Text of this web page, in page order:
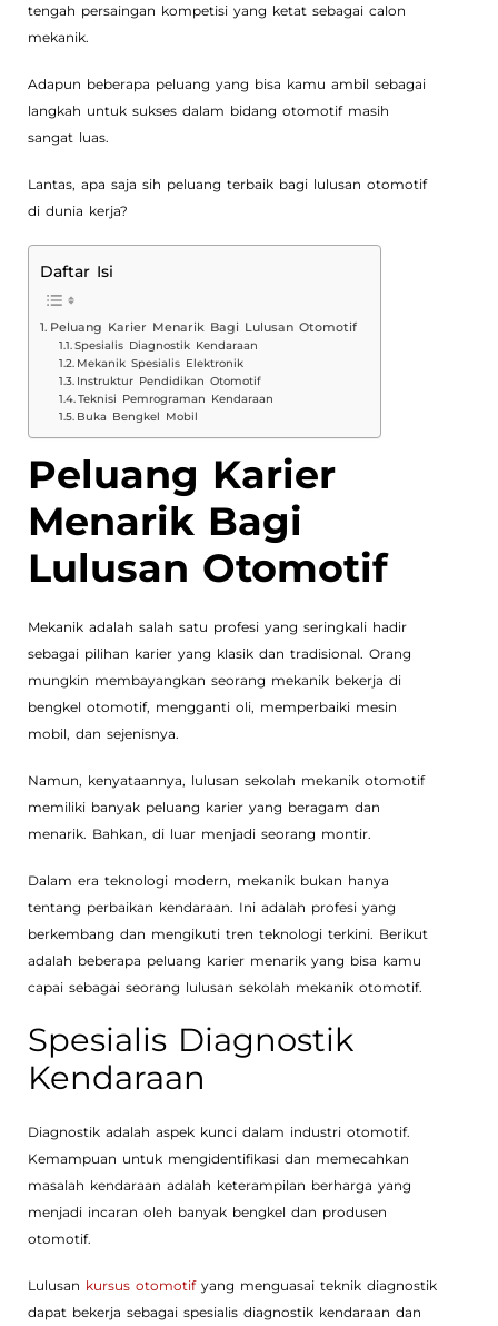
tengah persaingan kompetisi yang ketat sebagai calon
mekanik.
Adapun beberapa peluang yang bisa kamu ambil sebagai
langkah untuk sukses dalam bidang otomotif masih
sangat luas.
Lantas, apa saja sih peluang terbaik bagi lulusan otomotif
di dunia kerja?
Daftar Isi
Peluang Karier Menarik Bagi Lulusan Otomotif
Spesialis Diagnostik Kendaraan
Mekanik Spesialis Elektronik
Instruktur Pendidikan Otomotif
Teknisi Pemrograman Kendaraan
Buka Bengkel Mobil
Peluang Karier
Menarik Bagi
Lulusan Otomotif
Mekanik adalah salah satu profesi yang seringkali hadir
sebagai pilihan karier yang klasik dan tradisional. Orang
mungkin membayangkan seorang mekanik bekerja di
bengkel otomotif, mengganti oli, memperbaiki mesin
mobil, dan sejenisnya.
Namun, kenyataannya, lulusan sekolah mekanik otomotif
memiliki banyak peluang karier yang beragam dan
menarik. Bahkan, di luar menjadi seorang montir.
Dalam era teknologi modern, mekanik bukan hanya
tentang perbaikan kendaraan. Ini adalah profesi yang
berkembang dan mengikuti tren teknologi terkini. Berikut
adalah beberapa peluang karier menarik yang bisa kamu
capai sebagai seorang lulusan sekolah mekanik otomotif.
Spesialis Diagnostik
Kendaraan
Diagnostik adalah aspek kunci dalam industri otomotif.
Kemampuan untuk mengidentifikasi dan memecahkan
masalah kendaraan adalah keterampilan berharga yang
menjadi incaran oleh banyak bengkel dan produsen
otomotif.
Lulusan kursus otomotif yang menguasai teknik diagnostik
dapat bekerja sebagai spesialis diagnostik kendaraan dan